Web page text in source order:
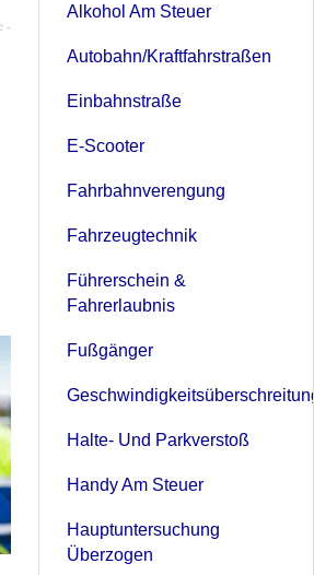
Alkohol Am Steuer
Autobahn/Kraftfahrstraßen
Einbahnstraße
E-Scooter
Fahrbahnverengung
Fahrzeugtechnik
Führerschein &
Fahrerlaubnis
Fußgänger
Geschwindigkeitsüberschreitung
Halte- Und Parkverstoß
Handy Am Steuer
Hauptuntersuchung
Überzogen